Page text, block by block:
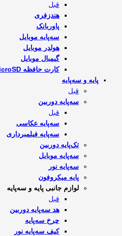
قبل
هندزفری
پاوربانک
سه‌پایه موبایل
هولدر موبایل
گیمبال موبایل
کارت حافظه MicroSD
پایه و سه‌پایه
قبل
سه‌پایه دوربین
قبل
سه‌پایه عکاسی
سه‌پایه فیلمبرداری
تک‌پایه دوربین
سه‌پایه موبایل
سه‌پایه نور
پایه میکروفون
لوازم جانبی پایه و سه‌پایه
قبل
هد سه‌پایه دوربین
چرخ سه‌پایه
کیف سه‌پایه نور